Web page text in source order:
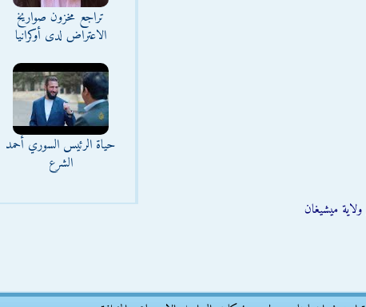
ميشيغان
تراجع مخزون صواريخ
الاعتراض لدى أوكرانيا
حياة الرئيس السوري أحمد
الشرع